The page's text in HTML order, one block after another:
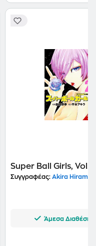
Super Ball Girls, Vol. 2
Συγγραφέας: Akira
Άμεσα Διαθέσιμο